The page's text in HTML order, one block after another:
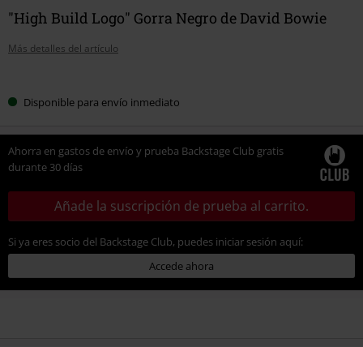
"High Build Logo" Gorra Negro de David Bowie
Más detalles del artículo
tu Disponible para envío inmediato
Ahorra en gastos de envío y prueba Backstage Club gratis
durante 30 días
Añade la suscripción de prueba al carrito.
Si ya eres socio del Backstage Club, puedes iniciar sesión aquí:
Accede ahora